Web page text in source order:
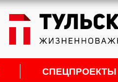
СПЕЦПРОЕКТЫ